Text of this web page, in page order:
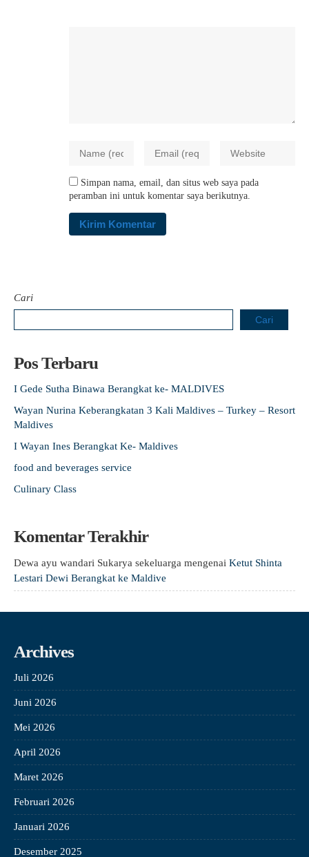
Simpan nama, email, dan situs web saya pada
peramban ini untuk komentar saya berikutnya.
Cari
Cari
Pos Terbaru
I Gede Sutha Binawa Berangkat ke- MALDIVES
Wayan Nurina Keberangkatan 3 Kali Maldives – Turkey – Resort
Maldives
I Wayan Ines Berangkat Ke- Maldives
food and beverages service
Culinary Class
Komentar Terakhir
Dewa ayu wandari Sukarya sekeluarga mengenai Ketut Shinta
Lestari Dewi Berangkat ke Maldive
Archives
Juli 2026
Juni 2026
Mei 2026
April 2026
Maret 2026
Februari 2026
Januari 2026
Desember 2025